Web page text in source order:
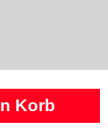
Korb